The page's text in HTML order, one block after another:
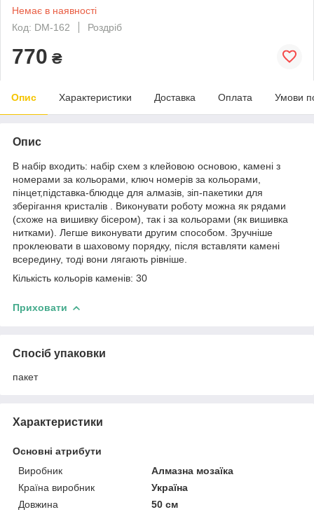
Немає в наявності
Код: DM-162
Роздріб
770 ₴
Опис Характеристики Доставка Оплата Умови
Опис
В набір входить: набір схем з клейовою основою, камені з
номерами за кольорами, ключ номерів за кольорами,
пінцет,підставка-блюдце для алмазів, зіп-пакетики для
зберігання кристалів . Виконувати роботу можна як рядами
(схоже на вишивку бісером), так і за кольорами (як вишивка
нитками). Легше виконувати другим способом. Зручніше
проклеювати в шаховому порядку, після вставляти камені
всередину, тоді вони лягають рівніше.
Кількість кольорів каменів: 30
Приховати
Спосіб упаковки
пакет
Характеристики
Основні атрибути
Виробник
Алмазна мозаїка
Країна виробник
Україна
Довжина
50 см